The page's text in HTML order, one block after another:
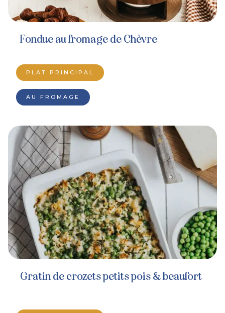
Fondue au fromage de Chèvre
PLAT PRINCIPAL
AU FROMAGE
Gratin de crozets petits pois & beaufort